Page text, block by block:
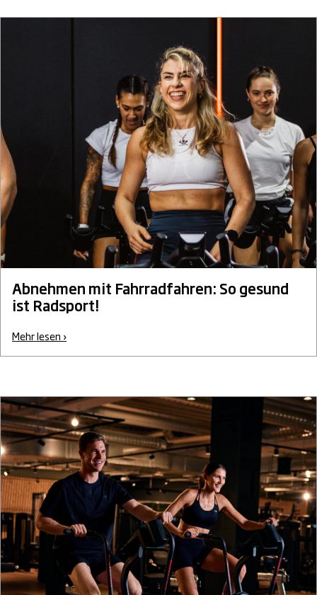
Abnehmen mit Fahrradfahren: So gesund
ist Radsport!
Mehr lesen ›